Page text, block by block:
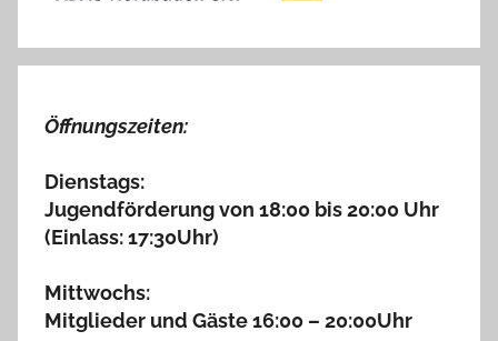
Öffnungszeiten:
Dienstags:
Jugendförderung von 18:00 bis 20:00 Uhr
(Einlass: 17:30Uhr)
Mittwochs:
Mitglieder und Gäste 16:00 – 20:00Uhr